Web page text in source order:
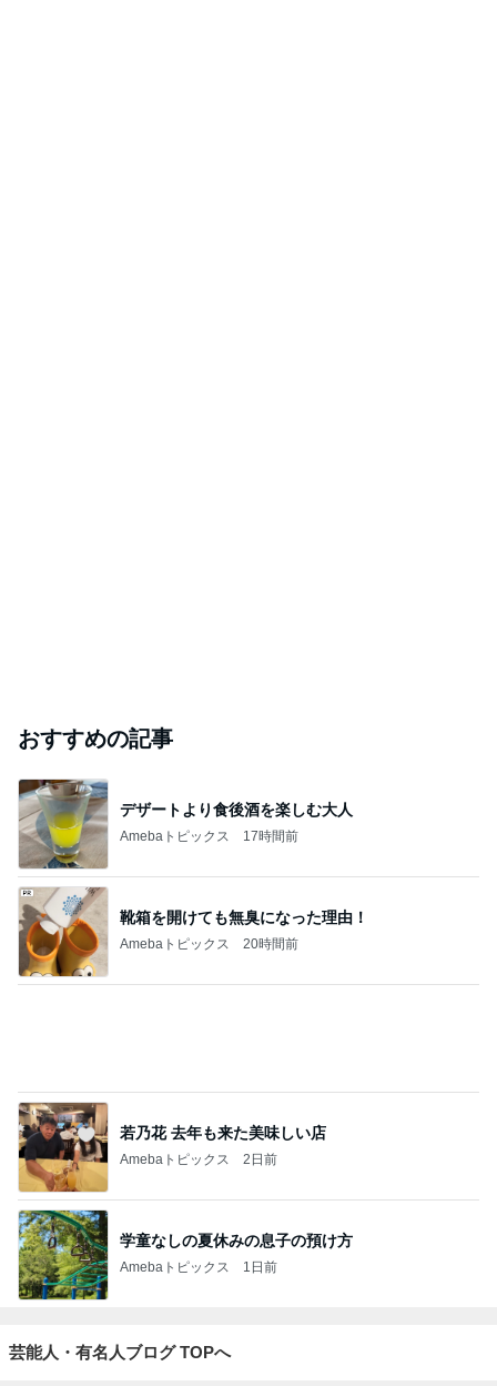
おすすめの記事
デザートより食後酒を楽しむ大人
Amebaトピックス 17時間前
靴箱を開けても無臭になった理由！
Amebaトピックス 20時間前
若乃花 去年も来た美味しい店
Amebaトピックス 2日前
学童なしの夏休みの息子の預け方
Amebaトピックス 1日前
芸能人・有名人ブログ TOPへ